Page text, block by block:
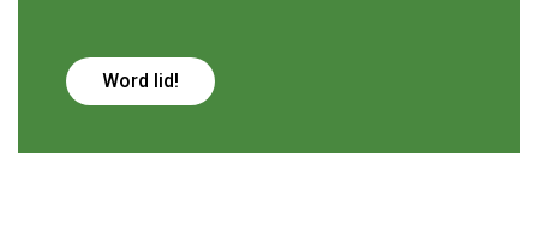
Word lid!